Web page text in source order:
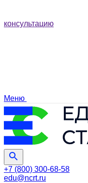
консультацию
Меню
+7 (800) 300-68-58
edu@ncrt.ru